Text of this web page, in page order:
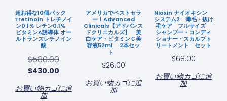
超お得な10個パック
Tretinoin トレチノイ
ン0.1％ レチン0.1%
ビタミンA誘導体 オー
ルトランスレチノイン
酸
$580.00
$430.00
お買い物カゴに追
加
アメリカでベストセラ
ー！Advanced
Clinicals【アドバンス
ドクリニカルズ】 美
白ケア・ビタミンＣ美
容液52ml 2本セッ
ト
$26.00
お買い物カゴに追
加
Nioxin ナイオキシン
システム2 薄毛・抜け
毛ケア フルサイズ
シャンプー・コンディ
ショナー・スカルプト
リートメント セット
$68.00
お買い物カゴに追
加